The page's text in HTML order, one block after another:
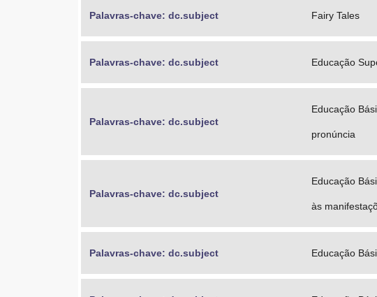
Palavras-chave: dc.subject Fairy Tales
Palavras-chave: dc.subject Educação
Palavras-chave: dc.subject
Educação
pronúncia
Palavras-chave: dc.subject
Educação
às
Palavras-chave: dc.subject Educação